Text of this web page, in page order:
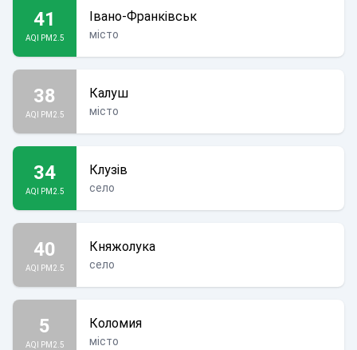
41
AQI PM2.5
Івано-Франківськ
місто
38
AQI PM2.5
Калуш
місто
34
AQI PM2.5
Клузів
село
40
AQI PM2.5
Княжолука
село
5
AQI PM2.5
Коломия
місто